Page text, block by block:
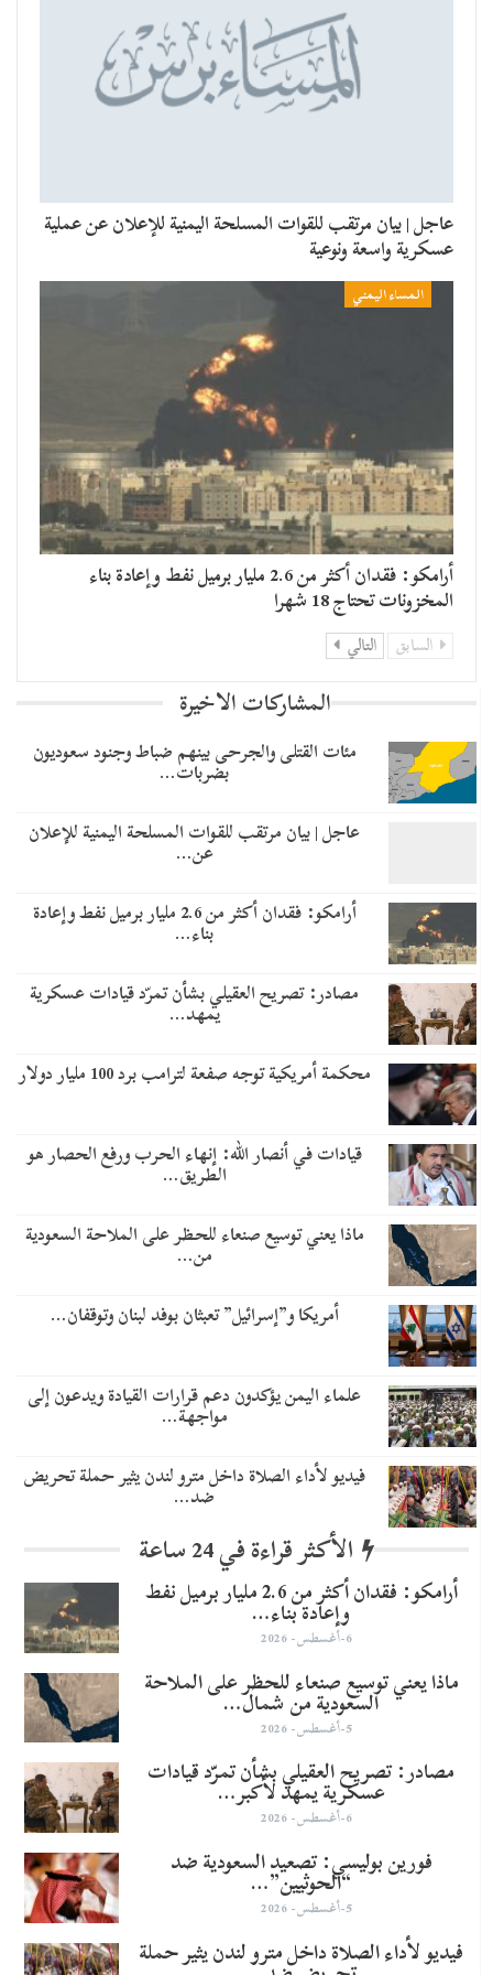
عاجل | بيان مرتقب للقوات المسلحة اليمنية للإعلان عن عملية
عسكرية واسعة ونوعية
المساء اليمني
أرامكو: فقدان أكثر من 2.6 مليار برميل نفط وإعادة بناء
المخزونات تحتاج 18 شهرا
السابق التالي
المشاركات الاخيرة
مئات القتلى والجرحى بينهم ضباط وجنود سعوديون
بضربات…
عاجل | بيان مرتقب للقوات المسلحة اليمنية للإعلان
عن…
أرامكو: فقدان أكثر من 2.6 مليار برميل نفط وإعادة
بناء…
مصادر: تصريح العقيلي بشأن تمرّد قيادات عسكرية
يمهد…
محكمة أمريكية توجه صفعة لترامب برد 100 مليار دولار
قيادات في أنصار الله: إنهاء الحرب ورفع الحصار هو
الطريق…
ماذا يعني توسيع صنعاء للحظر على الملاحة السعودية
من…
أمريكا و”إسرائيل” تعبثان بوفد لبنان وتوقفان…
علماء اليمن يؤكدون دعم قرارات القيادة ويدعون إلى
مواجهة…
فيديو لأداء الصلاة داخل مترو لندن يثير حملة تحريض
ضد…
الأكثر قراءة في 24 ساعة
أرامكو: فقدان أكثر من 2.6 مليار برميل نفط
وإعادة بناء…
6-أغسطس- 2026
ماذا يعني توسيع صنعاء للحظر على الملاحة
السعودية من شمال…
5-أغسطس- 2026
مصادر: تصريح العقيلي بشأن تمرّد قيادات
عسكرية يمهد لأكبر…
6-أغسطس- 2026
​فورين بوليسي: تصعيد السعودية ضد
“الحوثيين”…
5-أغسطس- 2026
فيديو لأداء الصلاة داخل مترو لندن يثير حملة